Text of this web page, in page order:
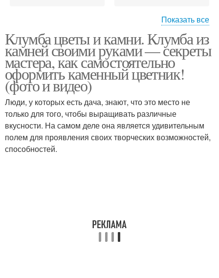
Клумба из сетки Одноуровневая клумба
Клумба на даче
Показать все
Клумба цветы и камни. Клумба из
камней своими руками — секреты
мастера, как самостоятельно
оформить каменный цветник!
(фото и видео)
Люди, у которых есть дача, знают, что это место не
только для того, чтобы выращивать различные
вкусности. На самом деле она является удивительным
полем для проявления своих творческих возможностей,
способностей.